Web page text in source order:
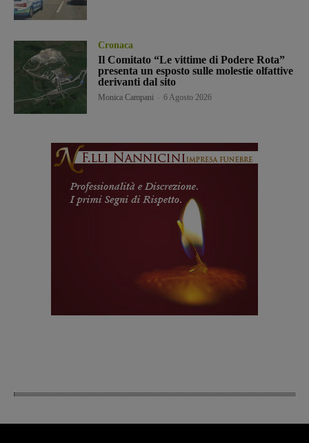
Cronaca
Il Comitato “Le vittime di Podere Rota”
presenta un esposto sulle molestie olfattive
derivanti dal sito
Monica Campani 6 Agosto 2026